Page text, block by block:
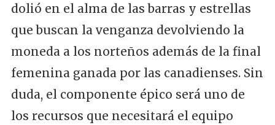
dolió en el alma de las barras y estrellas
que buscan la venganza devolviendo la
moneda a los norteños además de la final
femenina ganada por las canadienses. Sin
duda, el componente épico será uno de
los recursos que necesitará el equipo